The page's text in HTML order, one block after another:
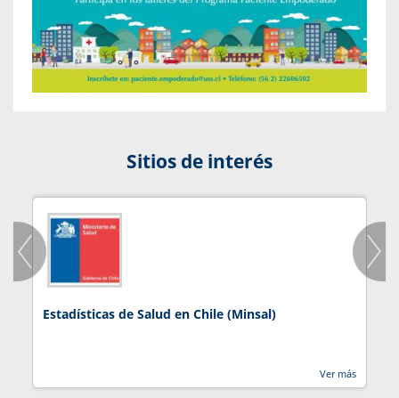
Sitios de interés
Estadísticas de Salud en Chile (Minsal)
Ver más